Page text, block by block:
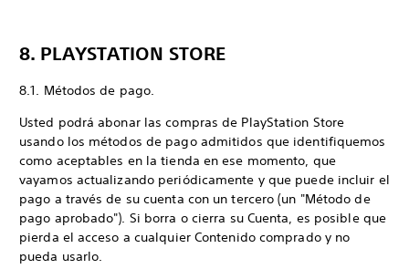
8. PLAYSTATION STORE
8.1. Métodos de pago.
Usted podrá abonar las compras de PlayStation Store
usando los métodos de pago admitidos que identifiquemos
como aceptables en la tienda en ese momento, que
vayamos actualizando periódicamente y que puede incluir el
pago a través de su cuenta con un tercero (un "Método de
pago aprobado"). Si borra o cierra su Cuenta, es posible que
pierda el acceso a cualquier Contenido comprado y no
pueda usarlo.